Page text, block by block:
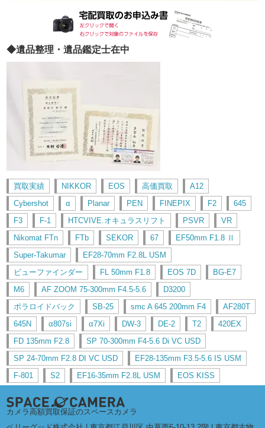
◆遺品整理・遺品鑑定士在中
買取実績 NIKKOR EOS 高価買取
A12
Cybershot
α Planar PEN FINEPIX F2
645
F3
F-1 HTCVIVE.オキュラスリフト PSVR
VR
Nikomat FTn
FTb SEKOR 67
EF50mm F1.8 Ⅱ
Super-Takumar
EF28-70mm F2.8L USM
ビューファインダー
FL 50mm F1.8 EOS 7D
BG-E7
M6
AF ZOOM 75-300mm F4.5-5.6
D3200
ポラロイドバック
SB-25 smc A 645 200mm F4
AF280T
645N
α807si α7Xi DW-3 DE-2 T2
420EX
FD 135mm F2.8
SP 70-300mm F4-5.6 Di VC USD
SP 24-70mm F2.8 DI VC USD
EF28-135mm F3.5-5.6 IS USM
F-801
S2 EF16-35mm F2.8L USM EOS KISS
カメラ高額買取保証のスペースカメラ